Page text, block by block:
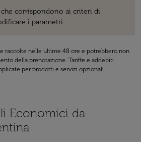
corrispondono ai criteri di
i parametri.
raccolte nelle ultime 48 ore e potrebbero non
della prenotazione. Tariffe e addebiti
per prodotti e servizi opzionali.
Economici da